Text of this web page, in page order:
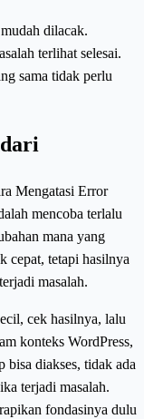
dilacak.
terlihat selesai.
sama tidak perlu
Mengatasi Error
mencoba terlalu
mana yang
cepat, tetapi hasilnya
masalah.
cek hasilnya, lalu
konteks WordPress,
bisa diakses, tidak ada
terjadi masalah.
fondasinya dulu